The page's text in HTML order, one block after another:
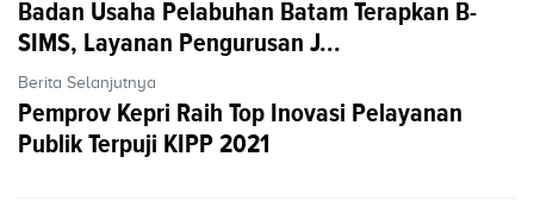
Badan Usaha Pelabuhan Batam Terapkan B-
SIMS, Layanan Pengurusan J...
Berita Selanjutnya
Pemprov Kepri Raih Top Inovasi Pelayanan
Publik Terpuji KIPP 2021